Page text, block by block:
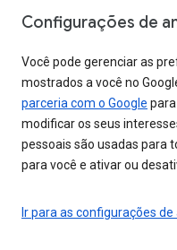
Configurações de
Você pode gerenciar as
mostrados a você no
parceria com o Google
modificar os seus
pessoais são usadas para
para você e ativar ou
Ir para as configurações de